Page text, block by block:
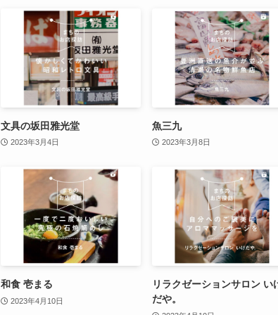
文具の坂田雅光堂
2023年3月4日
魚三九
2023年3月8日
和食 壱まる
2023年4月10日
リラクゼーションサロン い
だや。